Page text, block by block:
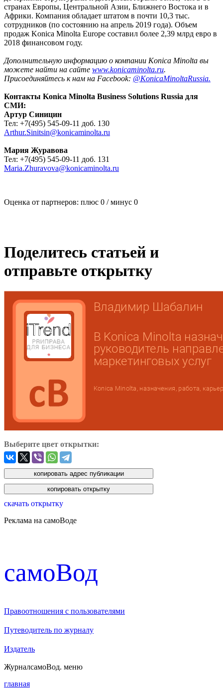
странах Европы, Центральной Азии, Ближнего Востока и в
Африки. Компания обладает штатом в почти 10,3 тыс.
сотрудников (по состоянию на апрель 2019 года). Объем
продаж Konica Minolta Europe составил более 2,39 млрд евро в
2018 финансовом году.
Дополнительную информацию о компании Konica Minolta вы
можете найти на сайте www.konicaminolta.ru.
Присоединяйтесь к нам на Facebook: @KonicaMinoltaRussia.
Контакты Konica Minolta Business Solutions Russia для
СМИ:
Артур Синицин
Тел: +7(495) 545-09-11 доб. 130
Arthur.Sinitsin@konicaminolta.ru
Мария Журавова
Тел: +7(495) 545-09-11 доб. 131
Maria.Zhuravova@konicaminolta.ru
Оценка от партнеров: плюс 0 / минус 0
Поделитесь статьей и
отправьте открытку
Выберите цвет открытки:
скачать открытку
Реклама на самоВоде
cамоВод
Правоотношения с пользователями
Путеводитель по журналу
Издатель
ЖурналсамоВод. меню
главная